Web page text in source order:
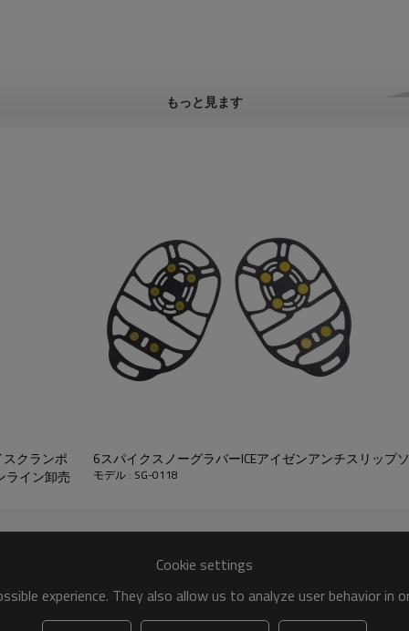
もっと見ます
クランポ
ライン卸売
6スパイクスノーグラバーICEアイゼンアンチスリップ
モデル : SG-0118
Cookie settings
experience. They also allow us to analyze user behavior